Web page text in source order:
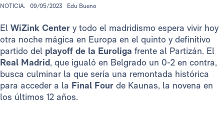
NOTICIA. 09/05/2023 Edu Bueno
El WiZink Center y todo el madridismo espera vivir hoy
otra noche mágica en Europa en el quinto y definitivo
partido del playoff de la Euroliga frente al Partizán. El
Real Madrid, que igualó en Belgrado un 0-2 en contra,
busca culminar la que sería una remontada histórica
para acceder a la Final Four de Kaunas, la novena en
los últimos 12 años.